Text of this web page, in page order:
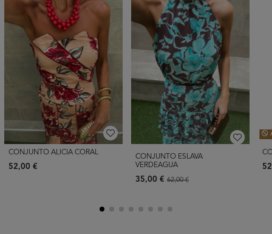
CONJUNTO ALICIA CORAL
52,00 €
CONJUNTO ESLAVA
VERDEAGUA
35,00 € 62,00 €